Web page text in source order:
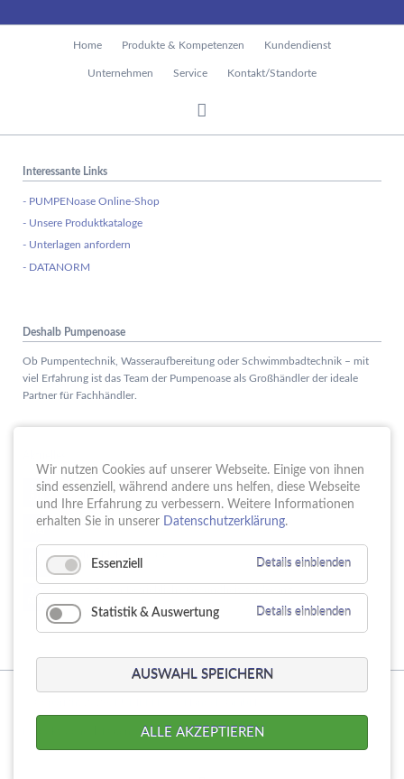
Home Produkte & Kompetenzen Kundendienst
Unternehmen Service Kontakt/Standorte
Interessante Links
- PUMPENoase Online-Shop
- Unsere Produktkataloge
- Unterlagen anfordern
- DATANORM
Deshalb Pumpenoase
Ob Pumpentechnik, Wasseraufbereitung oder Schwimmbadtechnik – mit
viel Erfahrung ist das Team der Pumpenoase als Großhändler der ideale
Partner für Fachhändler.
15. Schule trifft Wirtschaft bei der PUMPENoase!
18. Vortrag IT-Sicherheit
16 Jahre PUMPENoase
23.
überspringen
Datenschutz Impressum AGB
Wir nutzen Cookies auf unserer Webseite. Einige von ihnen
sind essenziell, während andere uns helfen, diese Webseite
und Ihre Erfahrung zu verbessern. Weitere Informationen
erhalten Sie in unserer Datenschutzerklärung.
Essenziell Details einblenden
Statistik & Auswertung Details einblenden
AUSWAHL SPEICHERN
ALLE AKZEPTIEREN